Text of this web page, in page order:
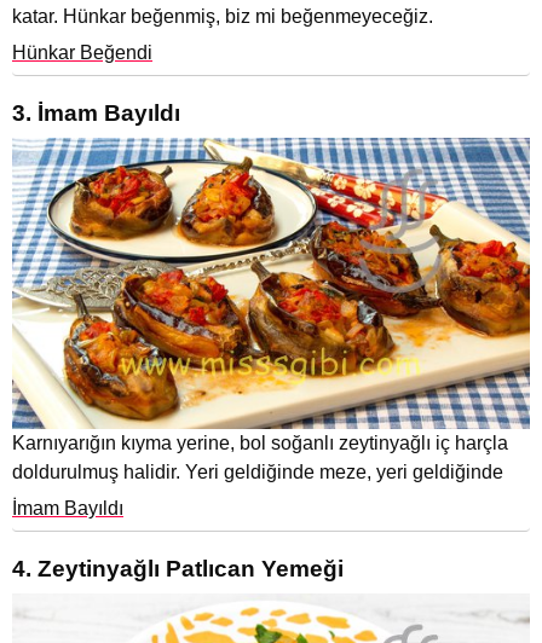
katar. Hünkar beğenmiş, biz mi beğenmeyeceğiz.
Hünkar Beğendi
3. İmam Bayıldı
Karnıyarığın kıyma yerine, bol soğanlı zeytinyağlı iç harçla
doldurulmuş halidir. Yeri geldiğinde meze, yeri geldiğinde
İmam Bayıldı
4. Zeytinyağlı Patlıcan Yemeği